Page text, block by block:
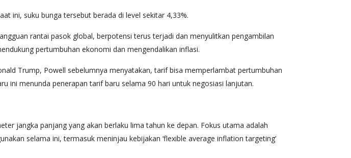
ini, suku bunga tersebut berada di level sekitar 4,33%.
rantai pasok global, berpotensi terus terjadi dan menyulitkan pengambilan
pertumbuhan ekonomi dan mengendalikan inflasi.
Trump, Powell sebelumnya menyatakan, tarif bisa memperlambat pertumbuhan
ini menunda penerapan tarif baru selama 90 hari untuk negosiasi lanjutan.
jangka panjang yang akan berlaku lima tahun ke depan. Fokus utama adalah
selama ini, termasuk meninjau kebijakan ‘flexible average inflation targeting’